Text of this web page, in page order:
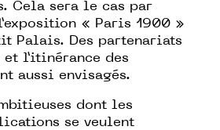
Cela sera le cas par
« Paris 1900 »
Palais. Des partenariats
l’itinérance des
aussi envisagés.
dont les
se veulent